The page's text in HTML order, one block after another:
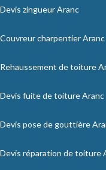
Devis zingueur Aranc
Couvreur charpentier Aranc
Rehaussement de toiture
Devis fuite de toiture Aranc
Devis pose de gouttière
Devis réparation de toiture